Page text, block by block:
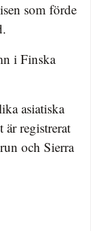
som förde
i Finska
asiatiska
registrerat
och Sierra